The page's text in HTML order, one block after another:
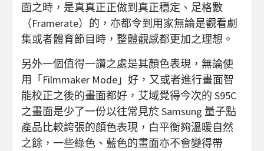
面之時，是真真正正做到真正穩定、足格數
（Framerate）的，亦都令到用家無論是觀看劇
集或者體育節目時，整體觀感都更加之理想。
另外一個值得一讚之處是其顏色表現，無論使
用「Filmmaker Mode」好，又或者進行畫面智
能校正之後的畫面都好，艾域覺得今次的 S95C
之畫面是少了一份以往常見於 Samsung 量子點
產品比較誇張的顏色表現，白平衡夠溫暖自然
之餘，一些綠色、藍色的畫面亦不會變得帶